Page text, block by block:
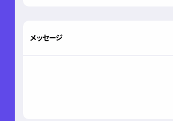
メッセージ